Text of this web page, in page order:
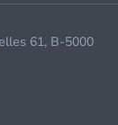
61, B-5000